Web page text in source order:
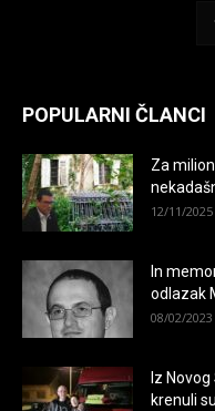
POPULARNI ČLANCI
Za
12/11/2025
In
odlazak
08/02/2023
Iz
krenuli